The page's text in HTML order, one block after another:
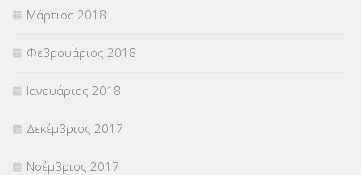
Μάρτιος 2018
Φεβρουάριος 2018
Ιανουάριος 2018
Δεκέμβριος 2017
Νοέμβριος 2017